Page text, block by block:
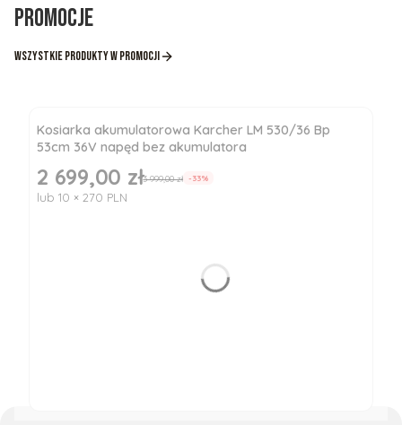
Promocje
Wszystkie produkty w promocji
Kosiarka akumulatorowa Karcher LM 530/36 Bp
53cm 36V napęd bez akumulatora
Cena promocyjna
2 699,00 zł3 999,00 zł -33%
lub 10 × 270 PLN